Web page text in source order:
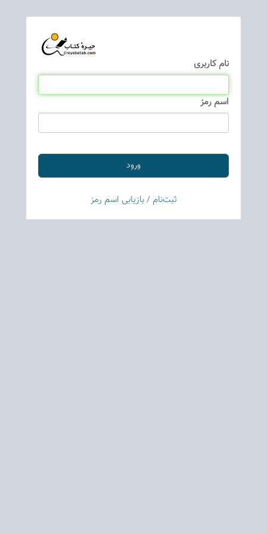
نام كاربری
اسم رمز
ثبت‌نام/بازیابی اسم رمز